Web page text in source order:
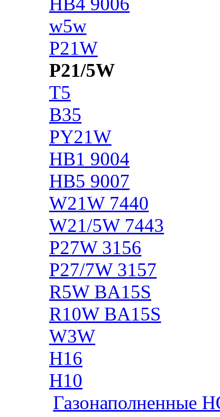
w5w
P21W
P21/5W
T5
B35
PY21W
HB1 9004
HB5 9007
W21W 7440
W21/5W 7443
P27W 3156
P27/7W 3157
R5W BA15S
R10W BA15S
W3W
H16
H10
Газонаполненные